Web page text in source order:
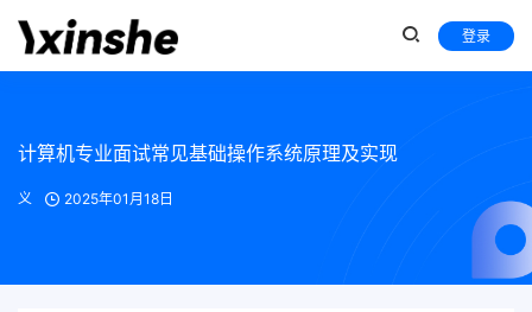
登录
计算机专业面试常见基础操作系统原理及实现
义 2025年01月18日